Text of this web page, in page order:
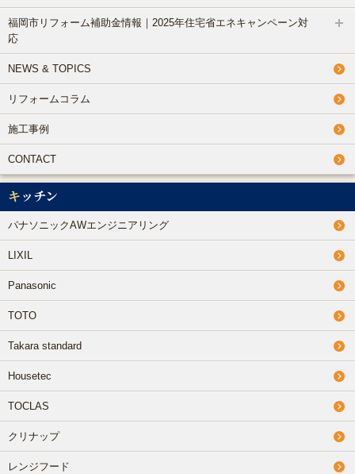
福岡市リフォーム補助金情報｜2025年住宅省エネキャンペーン対
応
NEWS & TOPICS
リフォームコラム
施工事例
CONTACT
キッチン
パナソニックAWエンジニアリング
LIXIL
Panasonic
TOTO
Takara standard
Housetec
TOCLAS
クリナップ
レンジフード